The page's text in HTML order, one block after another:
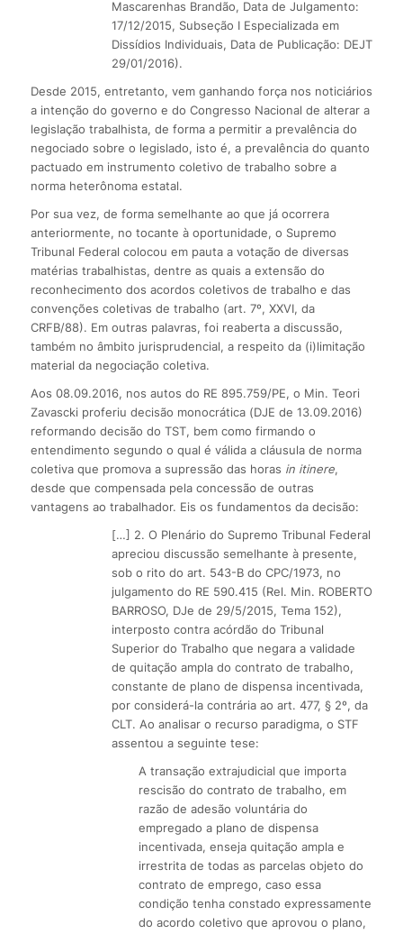
Mascarenhas Brandão, Data de Julgamento:
17/12/2015, Subseção I Especializada em
Dissídios Individuais, Data de Publicação: DEJT
29/01/2016).
Desde 2015, entretanto, vem ganhando força nos noticiários
a intenção do governo e do Congresso Nacional de alterar a
legislação trabalhista, de forma a permitir a prevalência do
negociado sobre o legislado, isto é, a prevalência do quanto
pactuado em instrumento coletivo de trabalho sobre a
norma heterônoma estatal.
Por sua vez, de forma semelhante ao que já ocorrera
anteriormente, no tocante à oportunidade, o Supremo
Tribunal Federal colocou em pauta a votação de diversas
matérias trabalhistas, dentre as quais a extensão do
reconhecimento dos acordos coletivos de trabalho e das
convenções coletivas de trabalho (art. 7º, XXVI, da
CRFB/88). Em outras palavras, foi reaberta a discussão,
também no âmbito jurisprudencial, a respeito da (i)limitação
material da negociação coletiva.
Aos 08.09.2016, nos autos do RE 895.759/PE, o Min. Teori
Zavascki proferiu decisão monocrática (DJE de 13.09.2016)
reformando decisão do TST, bem como firmando o
entendimento segundo o qual é válida a cláusula de norma
coletiva que promova a supressão das horas in itinere,
desde que compensada pela concessão de outras
vantagens ao trabalhador. Eis os fundamentos da decisão:
[…] 2. O Plenário do Supremo Tribunal Federal
apreciou discussão semelhante à presente,
sob o rito do art. 543-B do CPC/1973, no
julgamento do RE 590.415 (Rel. Min. ROBERTO
BARROSO, DJe de 29/5/2015, Tema 152),
interposto contra acórdão do Tribunal
Superior do Trabalho que negara a validade
de quitação ampla do contrato de trabalho,
constante de plano de dispensa incentivada,
por considerá-la contrária ao art. 477, § 2º, da
CLT. Ao analisar o recurso paradigma, o STF
assentou a seguinte tese:
A transação extrajudicial que importa
rescisão do contrato de trabalho, em
razão de adesão voluntária do
empregado a plano de dispensa
incentivada, enseja quitação ampla e
irrestrita de todas as parcelas objeto do
contrato de emprego, caso essa
condição tenha constado expressamente
do acordo coletivo que aprovou o plano,